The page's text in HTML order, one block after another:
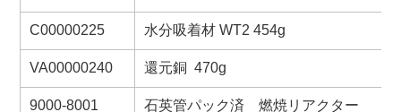
C00000225 水分吸着材 WT2 454g
VA00000240 還元銅 470g
9000-8001 石英管パック済 燃焼リアクター